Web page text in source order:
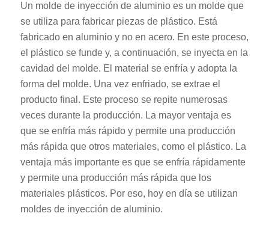
Un molde de inyección de aluminio es un molde que
se utiliza para fabricar piezas de plástico. Está
fabricado en aluminio y no en acero. En este proceso,
el plástico se funde y, a continuación, se inyecta en la
cavidad del molde. El material se enfría y adopta la
forma del molde. Una vez enfriado, se extrae el
producto final. Este proceso se repite numerosas
veces durante la producción. La mayor ventaja es
que se enfría más rápido y permite una producción
más rápida que otros materiales, como el plástico. La
ventaja más importante es que se enfría rápidamente
y permite una producción más rápida que los
materiales plásticos. Por eso, hoy en día se utilizan
moldes de inyección de aluminio.